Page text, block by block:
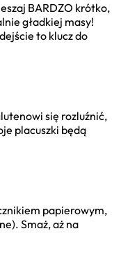
BARDZO krótko,
gładkiej masy!
to klucz do
się rozluźnić,
placuszki będą
papierowym,
Smaż, aż na